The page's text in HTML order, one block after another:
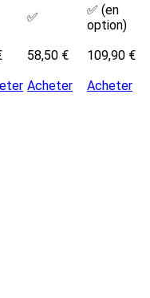
✅
✅ (en
option)
58,50 €
109,90 €
Acheter Acheter